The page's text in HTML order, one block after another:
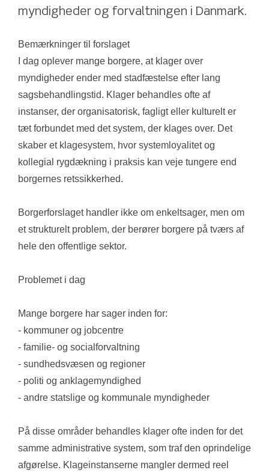
myndigheder og forvaltningen i Danmark.
Bemærkninger til forslaget
I dag oplever mange borgere, at klager over
myndigheder ender med stadfæstelse efter lang
sagsbehandlingstid. Klager behandles ofte af
instanser, der organisatorisk, fagligt eller kulturelt er
tæt forbundet med det system, der klages over. Det
skaber et klagesystem, hvor systemloyalitet og
kollegial rygdækning i praksis kan veje tungere end
borgernes retssikkerhed.
Borgerforslaget handler ikke om enkeltsager, men om
et strukturelt problem, der berører borgere på tværs af
hele den offentlige sektor.
Problemet i dag
Mange borgere har sager inden for:
- kommuner og jobcentre
- familie- og socialforvaltning
- sundhedsvæsen og regioner
- politi og anklagemyndighed
- andre statslige og kommunale myndigheder
På disse områder behandles klager ofte inden for det
samme administrative system, som traf den oprindelige
afgørelse. Klageinstanserne mangler dermed reel